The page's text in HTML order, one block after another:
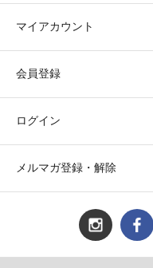
マイアカウント
会員登録
ログイン
メルマガ登録・解除